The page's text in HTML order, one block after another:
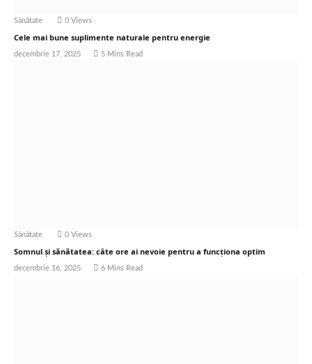
Sănătate 0 Views
Cele mai bune suplimente naturale pentru energie
decembrie 17, 2025 5 Mins Read
Sănătate 0 Views
Somnul și sănătatea: câte ore ai nevoie pentru a funcționa optim
decembrie 16, 2025 6 Mins Read